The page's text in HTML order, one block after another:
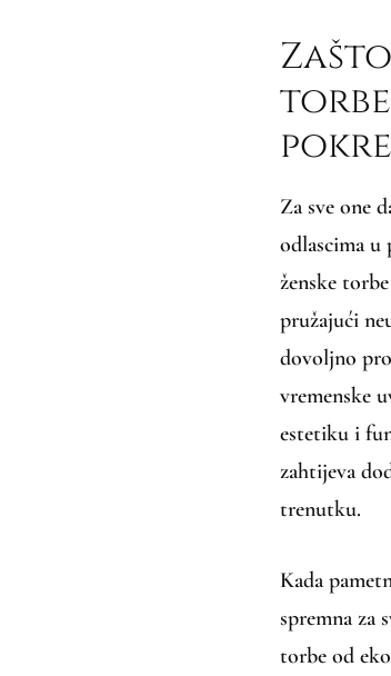
Za sve one
odlascima u
ženske
pružajući
dovoljno
vremenske
estetiku i
zahtijeva
trenutku.
Kada
spremna za
torbe od